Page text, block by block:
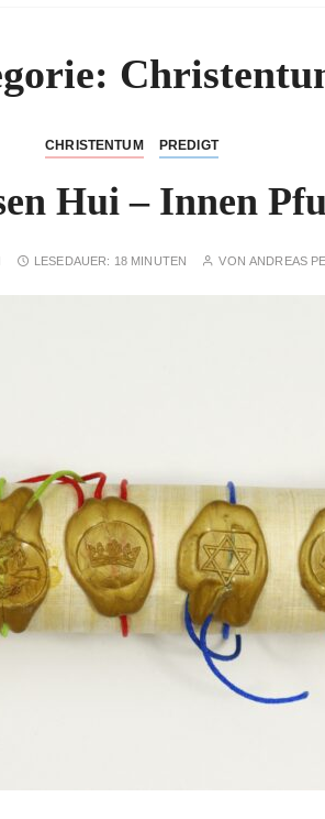
CHRISTENTUM PREDIGT
Hui – Innen
LESEDAUER: 18 MINUTEN VONANDREAS